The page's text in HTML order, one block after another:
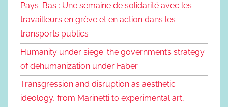
Pays-Bas : Une semaine de solidarité avec les
travailleurs en grève et en action dans les
transports publics
Humanity under siege: the government’s strategy
of dehumanization under Faber
Transgression and disruption as aesthetic
ideology, from Marinetti to experimental art,